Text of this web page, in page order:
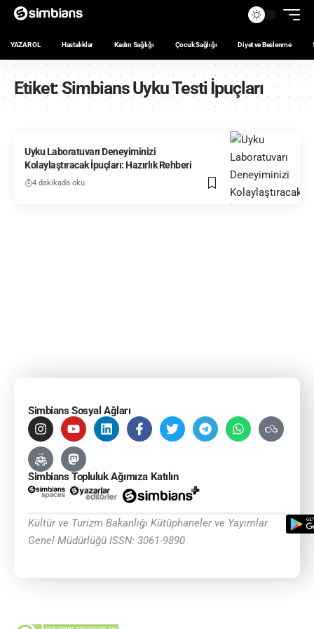
YAZAR OL Hastalıklar Kadın Sağlığı Çocuk Sağlığı Diyet ve Beslenme
Etiket: Simbians Uyku Testi İpuçları
Uyku Laboratuvarı Deneyiminizi
Kolaylaştıracak İpuçları: Hazırlık Rehberi
4 dakikada oku
Simbians Sosyal Ağları
Simbians Topluluk Ağımıza Katılın
Kültür ve Turizm Bakanlığı Kütüphaneler ve Yayımlar
Genel Müdürlüğü ISSN: 3061-9890